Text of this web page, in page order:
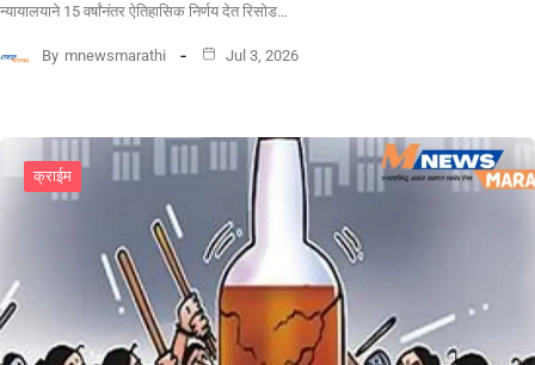
न्यायालयाने 15 वर्षांनंतर ऐतिहासिक निर्णय देत रिसोड…
By mnewsmarathi Jul 3, 2026
क्राईम